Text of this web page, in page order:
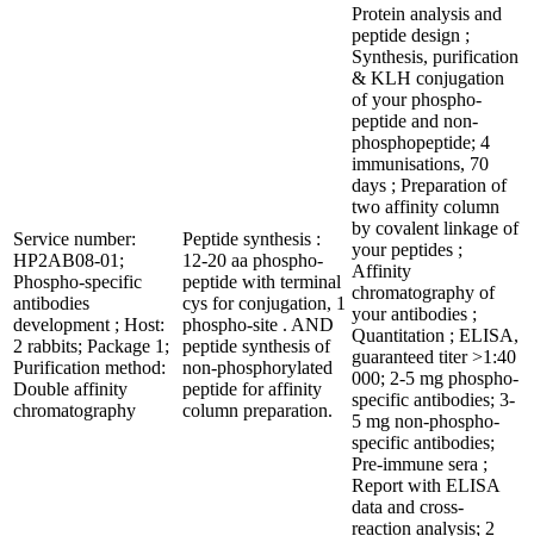
Service number:
HP2AB08-01;
Phospho-specific
antibodies
development ; Host:
2 rabbits; Package 1;
Purification method:
Double affinity
chromatography
Peptide synthesis :
12-20 aa phospho-
peptide with terminal
cys for conjugation, 1
phospho-site . AND
peptide synthesis of
non-phosphorylated
peptide for affinity
column preparation.
Protein analysis and
peptide design ;
Synthesis, purification
& KLH conjugation
of your phospho-
peptide and non-
phosphopeptide; 4
immunisations, 70
days ; Preparation of
two affinity column
by covalent linkage of
your peptides ;
Affinity
chromatography of
your antibodies ;
Quantitation ; ELISA,
guaranteed titer >1:40
000; 2-5 mg phospho-
specific antibodies; 3-
5 mg non-phospho-
specific antibodies;
Pre-immune sera ;
Report with ELISA
data and cross-
reaction analysis; 2